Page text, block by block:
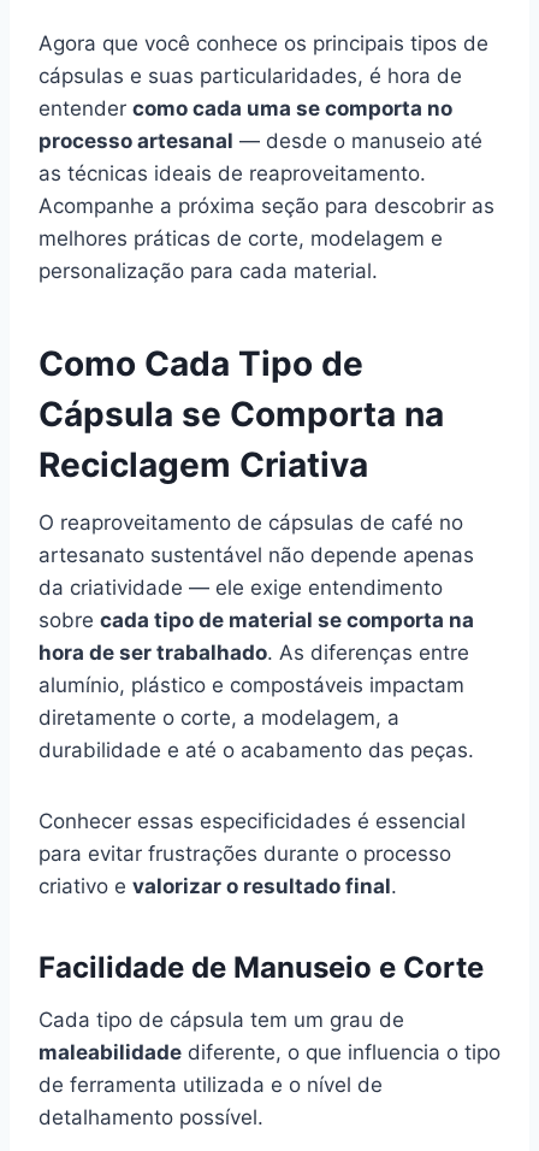
Agora que você conhece os principais tipos de
cápsulas e suas particularidades, é hora de
entender como cada uma se comporta no
processo artesanal — desde o manuseio até
as técnicas ideais de reaproveitamento.
Acompanhe a próxima seção para descobrir as
melhores práticas de corte, modelagem e
personalização para cada material.
Como Cada Tipo de
Cápsula se Comporta na
Reciclagem Criativa
O reaproveitamento de cápsulas de café no
artesanato sustentável não depende apenas
da criatividade — ele exige entendimento
sobre cada tipo de material se comporta na
hora de ser trabalhado. As diferenças entre
alumínio, plástico e compostáveis impactam
diretamente o corte, a modelagem, a
durabilidade e até o acabamento das peças.
Conhecer essas especificidades é essencial
para evitar frustrações durante o processo
criativo e valorizar o resultado final.
Facilidade de Manuseio e Corte
Cada tipo de cápsula tem um grau de
maleabilidade diferente, o que influencia o tipo
de ferramenta utilizada e o nível de
detalhamento possível.